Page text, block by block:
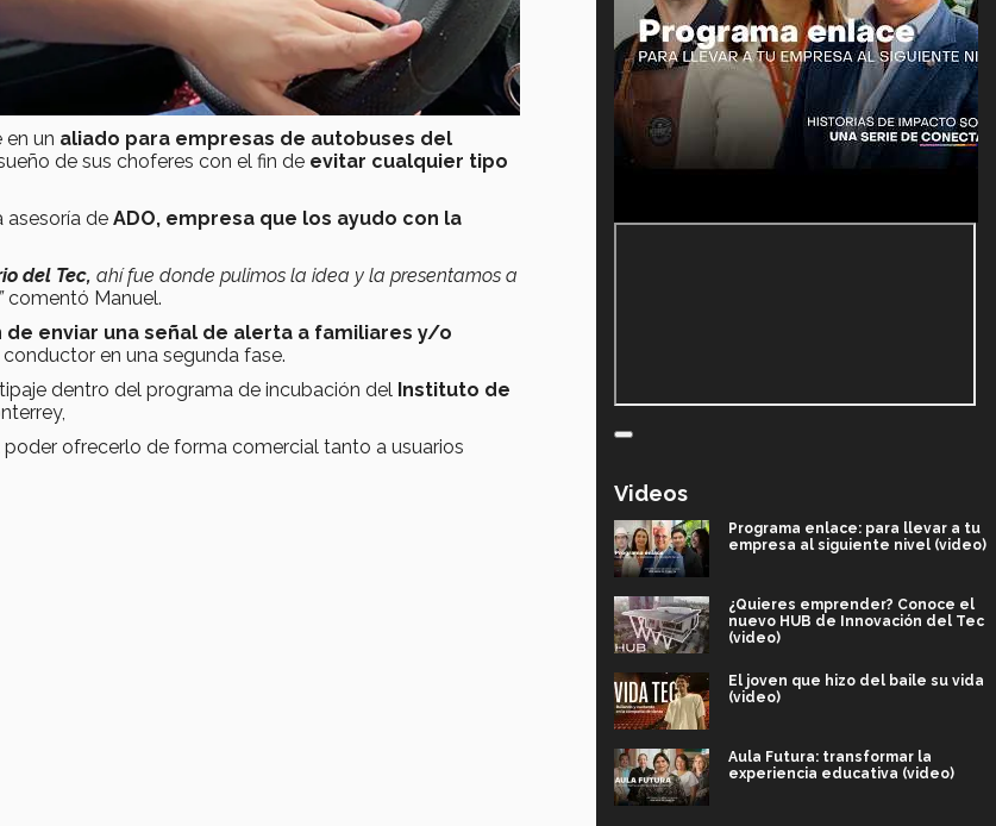
un aliado para empresas de autobuses del
de sus choferes con el fin de evitar cualquier tipo
asesoría de ADO, empresa que los ayudo con la
del Tec, ahí fue donde pulimos la idea y la presentamos a
comentó Manuel.
de enviar una señal de alerta a familiares y/o
en una segunda fase.
dentro del programa de incubación del Instituto de
poder ofrecerlo de forma comercial tanto a usuarios
Videos
Programa enlace: para llevar a tu
empresa al siguiente nivel (video)
¿Quieres emprender? Conoce el
nuevo HUB de Innovación del Tec
(video)
El joven que hizo del baile su vida
(video)
Aula Futura: transformar la
experiencia educativa (video)